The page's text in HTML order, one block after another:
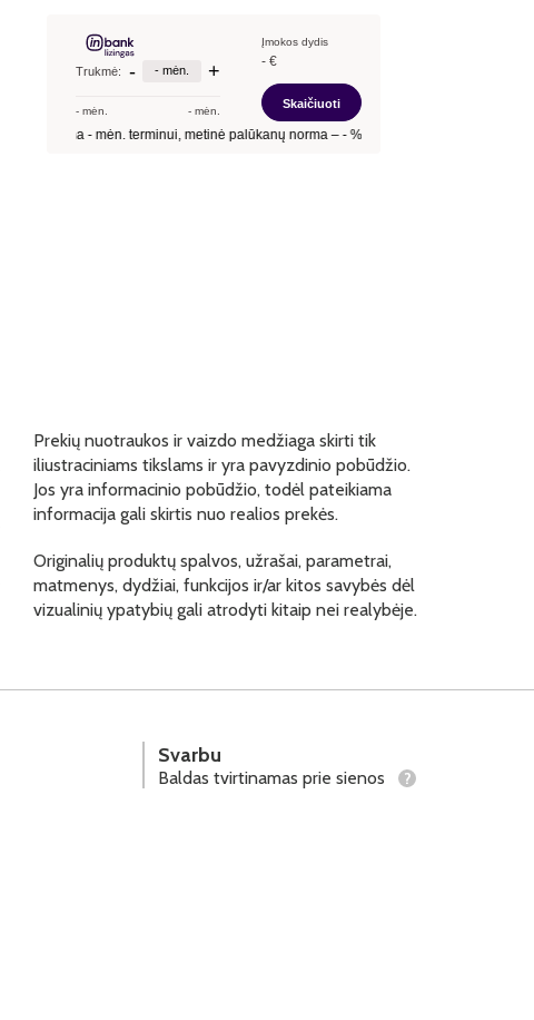
Prekių nuotraukos ir vaizdo medžiaga skirti tik
iliustraciniams tikslams ir yra pavyzdinio pobūdžio.
Jos yra informacinio pobūdžio, todėl pateikiama
informacija gali skirtis nuo realios prekės.
Originalių produktų spalvos, užrašai, parametrai,
matmenys, dydžiai, funkcijos ir/ar kitos savybės dėl
vizualinių ypatybių gali atrodyti kitaip nei realybėje.
Svarbu
Baldas tvirtinamas prie sienos ?